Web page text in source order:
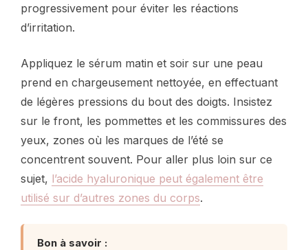
progressivement pour éviter les réactions
d’irritation.
Appliquez le sérum matin et soir sur une peau
prend en chargeusement nettoyée, en effectuant
de légères pressions du bout des doigts. Insistez
sur le front, les pommettes et les commissures des
yeux, zones où les marques de l’été se
concentrent souvent. Pour aller plus loin sur ce
sujet, l’acide hyaluronique peut également être
utilisé sur d’autres zones du corps.
Bon à savoir :